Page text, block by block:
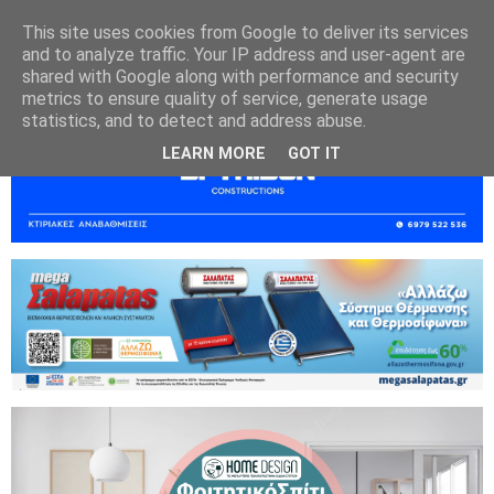
This site uses cookies from Google to deliver its services
and to analyze traffic. Your IP address and user-agent are
shared with Google along with performance and security
metrics to ensure quality of service, generate usage
statistics, and to detect and address abuse.
LEARN MORE GOT IT